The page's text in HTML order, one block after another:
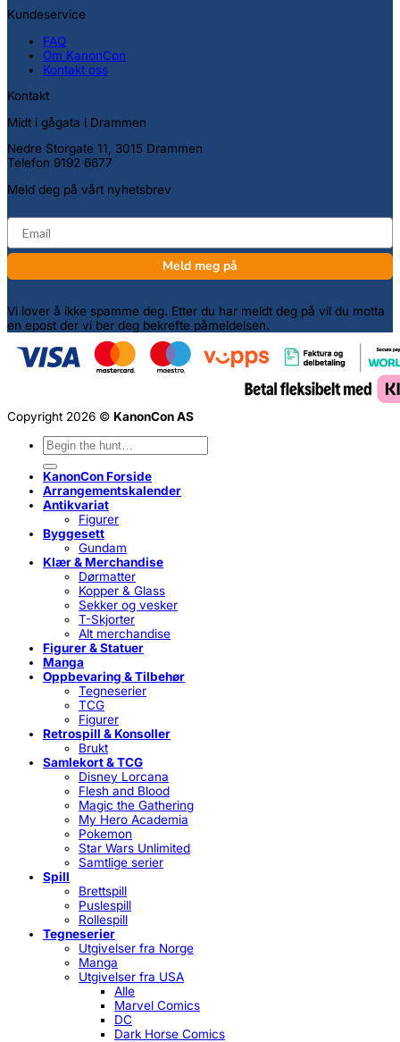
Kundeservice
FAQ
Om KanonCon
Kontakt oss
Kontakt
Midt i gågata i Drammen
Nedre Storgate 11, 3015 Drammen
Telefon 9192 6677
Meld deg på vårt nyhetsbrev
email
Meld meg på
Vi lover å ikke spamme deg. Etter du har meldt deg på vil du motta
en epost der vi ber deg bekrefte påmeldelsen.
Copyright 2026 © KanonCon AS
Søk
etter:
KanonCon Forside
Arrangementskalender
Antikvariat
Figurer
Byggesett
Gundam
Klær & Merchandise
Dørmatter
Kopper & Glass
Sekker og vesker
T-Skjorter
Alt merchandise
Figurer & Statuer
Manga
Oppbevaring & Tilbehør
Tegneserier
TCG
Figurer
Retrospill & Konsoller
Brukt
Samlekort & TCG
Disney Lorcana
Flesh and Blood
Magic the Gathering
My Hero Academia
Pokemon
Star Wars Unlimited
Samtlige serier
Spill
Brettspill
Puslespill
Rollespill
Tegneserier
Utgivelser fra Norge
Manga
Utgivelser fra USA
Alle
Marvel Comics
DC
Dark Horse Comics